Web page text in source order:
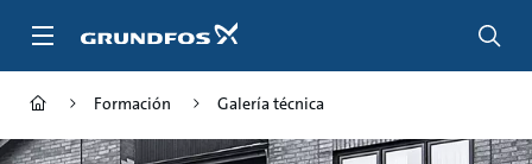
Formación Galería técnica